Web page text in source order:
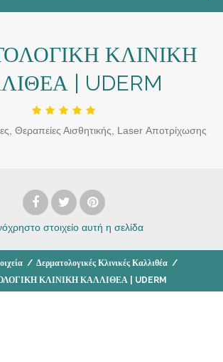
ΚΛΙΝΙΚΗ
| UDERM
Θεραπείες Αισθητικής, Laser Αποτρίχωσης
στοιχείο αυτή η σελίδα
/ Δερματολογικές Κλινικές Καλλιθέα /
ΚΛΙΝΙΚΗ ΚΑΛΛΙΘΕΑ | UDERM